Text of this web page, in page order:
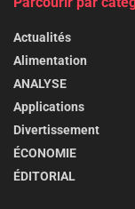
Actualités
Alimentation
ANALYSE
Applications
Divertissement
ÉCONOMIE
ÉDITORIAL